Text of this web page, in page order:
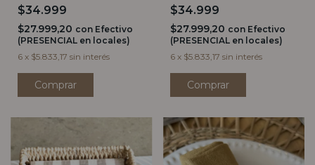
$34.999
$27.999,20 con Efectivo
(PRESENCIAL en locales)
6 x $5.833,17 sin interés
$34.999
$27.999,20 con Efectivo
(PRESENCIAL en locales)
6 x $5.833,17 sin interés